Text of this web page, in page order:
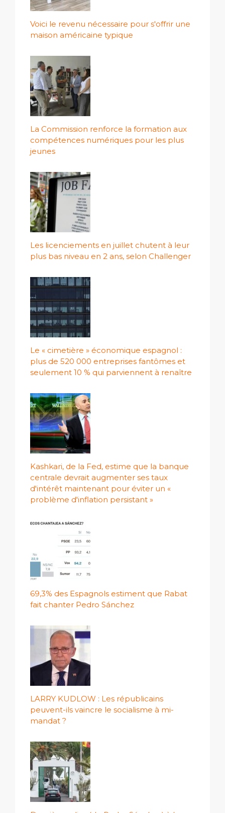
Voici le revenu nécessaire pour s'offrir une
maison américaine typique
La Commission renforce la formation aux
compétences numériques pour les plus
jeunes
Les licenciements en juillet chutent à leur
plus bas niveau en 2 ans, selon Challenger
Le « cimetière » économique espagnol :
plus de 520 000 entreprises fantômes et
seulement 10 % qui parviennent à renaître
Kashkari, de la Fed, estime que la banque
centrale devrait augmenter ses taux
d'intérêt maintenant pour éviter un «
problème d'inflation persistant »
69,3% des Espagnols estiment que Rabat
fait chanter Pedro Sánchez
LARRY KUDLOW : Les républicains
peuvent-ils vaincre le socialisme à mi-
mandat ?